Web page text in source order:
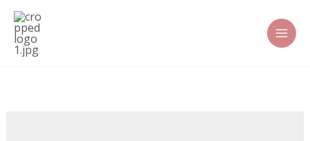
Zum
Inhalt
springen